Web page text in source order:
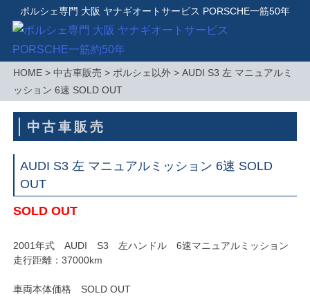
Skip
ポルシェ専門 大阪 ヤナギオートサービス PORSCHE一筋50年
HOME> 中古車販売 > ポルシェ以外> AUDI S3 左 マニュアルミ
ッション 6速 SOLD OUT
中古車販売
AUDI S3 左 マニュアルミッション 6速 SOLD
OUT
SOLD OUT
2001年式 AUDI S3 左ハンドル 6速マニュアルミッション
走行距離：37000km
車両本体価格 SOLD OUT